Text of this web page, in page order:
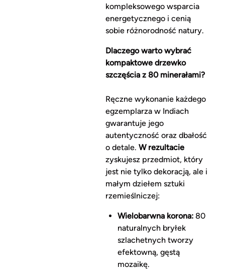
kompleksowego wsparcia
energetycznego i cenią
sobie różnorodność natury.
Dlaczego warto wybrać
kompaktowe drzewko
szczęścia z 80 minerałami?
Ręczne wykonanie każdego
egzemplarza w Indiach
gwarantuje jego
autentyczność oraz dbałość
o detale. W rezultacie
zyskujesz przedmiot, który
jest nie tylko dekoracją, ale i
małym dziełem sztuki
rzemieślniczej:
Wielobarwna korona:80
naturalnych bryłek
szlachetnych tworzy
efektowną, gęstą
mozaikę.